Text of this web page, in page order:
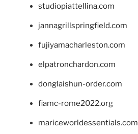
studiopiattellina.com
jannagrillspringfield.com
fujiyamacharleston.com
elpatronchardon.com
donglaishun-order.com
fiamc-rome2022.org
mariceworldessentials.com